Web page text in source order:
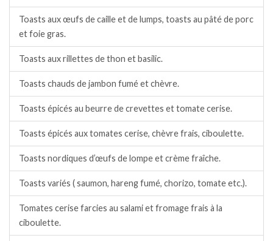
Toasts aux œufs de caille et de lumps, toasts au pâté de porc
et foie gras.
Toasts aux rillettes de thon et basilic.
Toasts chauds de jambon fumé et chèvre.
Toasts épicés au beurre de crevettes et tomate cerise.
Toasts épicés aux tomates cerise, chèvre frais, ciboulette.
Toasts nordiques d’œufs de lompe et crème fraîche.
Toasts variés ( saumon, hareng fumé, chorizo, tomate etc.).
Tomates cerise farcies au salami et fromage frais à la
ciboulette.